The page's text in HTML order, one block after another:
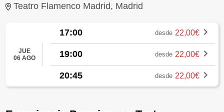
Teatro Flamenco Madrid, Madrid
JUE
06 AGO
17:00 desde 22,00€
19:00 desde 22,00€
20:45 desde 22,00€